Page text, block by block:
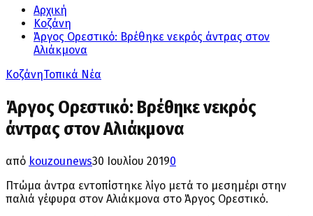
Αρχική
Κοζάνη
Άργος Ορεστικό: Βρέθηκε νεκρός άντρας στον
Αλιάκμονα
ΚοζάνηΤοπικά Νέα
Άργος Ορεστικό: Βρέθηκε νεκρός
άντρας στον Αλιάκμονα
από kouzounews30 Ιουλίου 20190
Πτώμα άντρα εντοπίστηκε λίγο μετά το μεσημέρι στην
παλιά γέφυρα στον Αλιάκμονα στο Άργος Ορεστικό.